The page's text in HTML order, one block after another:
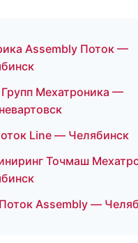
Assembly Поток —
Мехатроника —
Line — Челябинск
Точмаш
Assembly —